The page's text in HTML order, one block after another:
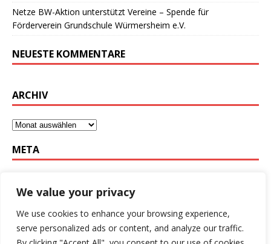
We value your privacy
We use cookies to enhance your browsing experience,
serve personalized ads or content, and analyze our traffic.
Netze BW-Aktion unterstützt Vereine – Spende für
Förderverein Grundschule Würmersheim e.V.
NEUESTE KOMMENTARE
ARCHIV
META
Eintrags-Feed
Kommentar-Feed
WordPress.org